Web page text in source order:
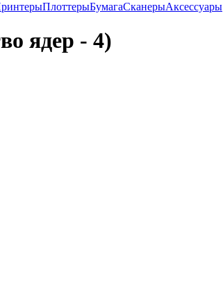
ПлоттерыБумагаСканерыАксессуары
ядер - 4)